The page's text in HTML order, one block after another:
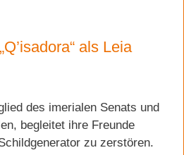
als Leia
des imerialen Senats und
begleitet ihre Freunde
zu zerstören.